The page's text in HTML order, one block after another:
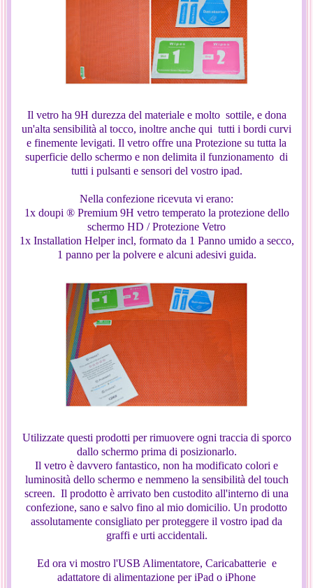
Il vetro ha 9H durezza del materiale e molto sottile, e dona
un'alta sensibilità al tocco, inoltre anche qui tutti i bordi curvi
e finemente levigati. Il vetro offre una Protezione su tutta la
superficie dello schermo e non delimita il funzionamento di
tutti i pulsanti e sensori del vostro ipad.
Nella confezione ricevuta vi erano:
1x doupi ® Premium 9H vetro temperato la protezione dello
schermo HD / Protezione Vetro
1x Installation Helper incl, formato da 1 Panno umido a secco,
1 panno per la polvere e alcuni adesivi guida.
Utilizzate questi prodotti per rimuovere ogni traccia di sporco
dallo schermo prima di posizionarlo.
Il vetro è davvero fantastico, non ha modificato colori e
luminosità dello schermo e nemmeno la sensibilità del touch
screen. Il prodotto è arrivato ben custodito all'interno di una
confezione, sano e salvo fino al mio domicilio. Un prodotto
assolutamente consigliato per proteggere il vostro ipad da
graffi e urti accidentali.
Ed ora vi mostro l'USB Alimentatore, Caricabatterie e
adattatore di alimentazione per iPad o iPhone